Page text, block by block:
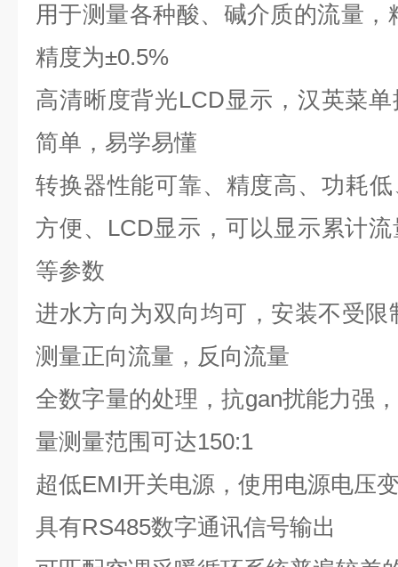
用于测量各种酸、碱介质的流量
精度为±0.5%
高清晰度背光LCD显示，汉英菜
简单，易学易懂
转换器性能可靠、精度高、功耗
方便、 LCD显示，可以显示累计
等参数
进水方向为双向均可，安装不受限
测量正向流量，反向流量
全数字量的处理，抗gan扰能力强
量测量范围可达150:1
超低EMI开关电源，使用电源电压
具有RS485数字通讯信号输出